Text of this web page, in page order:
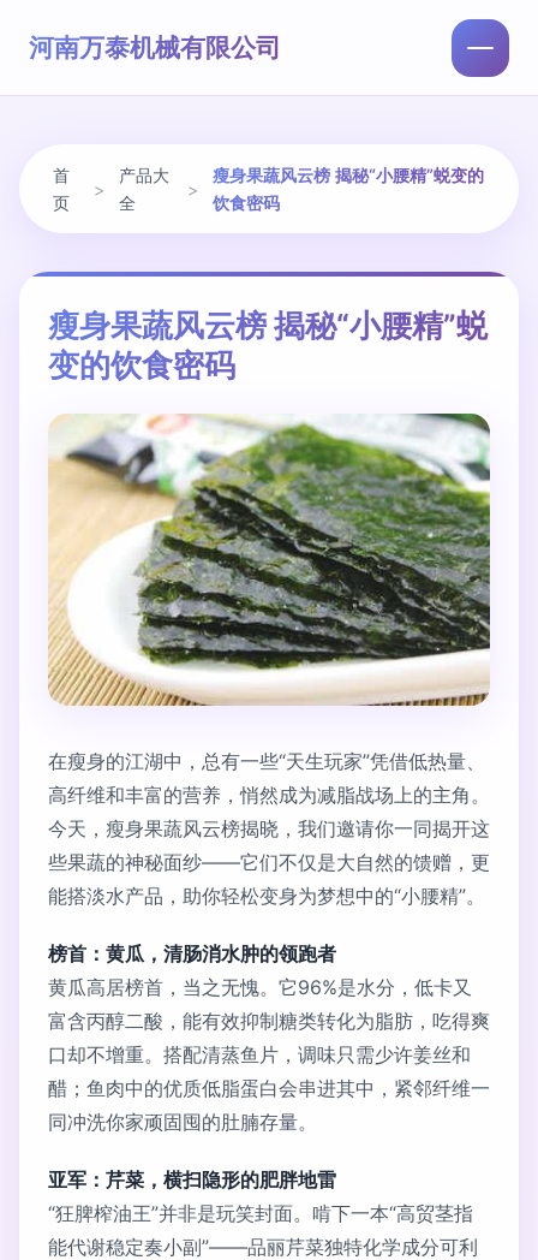
河南万泰机械有限公司
首
页
>
产品大
全
>
瘦身果蔬风云榜 揭秘“小腰精”蜕变的
饮食密码
瘦身果蔬风云榜 揭秘“小腰精”蜕
变的饮食密码
在瘦身的江湖中，总有一些“天生玩家”凭借低热量、
高纤维和丰富的营养，悄然成为减脂战场上的主角。
今天，瘦身果蔬风云榜揭晓，我们邀请你一同揭开这
些果蔬的神秘面纱——它们不仅是大自然的馈赠，更
能搭淡水产品，助你轻松变身为梦想中的“小腰精”。
榜首：黄瓜，清肠消水肿的领跑者
黄瓜高居榜首，当之无愧。它96%是水分，低卡又
富含丙醇二酸，能有效抑制糖类转化为脂肪，吃得爽
口却不增重。搭配清蒸鱼片，调味只需少许姜丝和
醋；鱼肉中的优质低脂蛋白会串进其中，紧邻纤维一
同冲洗你家顽固囤的肚腩存量。
亚军：芹菜，横扫隐形的肥胖地雷
“狂脾榨油王”并非是玩笑封面。啃下一本“高贸茎指
能代谢稳定奏小副”——品丽芹菜独特化学成分可利